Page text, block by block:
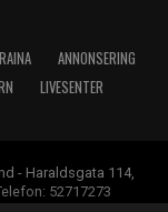
ANNONSERING
LIVESENTER
- Haraldsgata 114,
52717273